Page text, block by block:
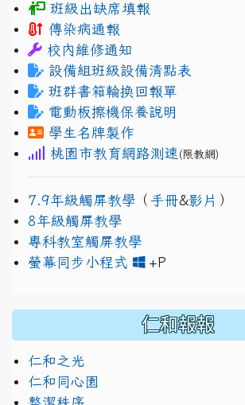
班級出缺席填報
傳染病通報
校內維修通知
設備組班級設備清點表
班群書箱輪換回報單
電動板擦機保養說明
學生名牌製作
桃園市教育網路測速 (限教網)
7.9年級觸屏教學 （ 手冊&影片 ）
8年級觸屏教學
專科教室觸屏教學
螢幕同步小程式
+P
仁和報報
仁和之光
仁和同心園
整潔秩序